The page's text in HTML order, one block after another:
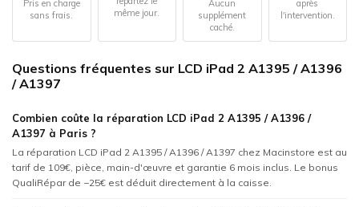
Pris en charge
sans frais.
même jour.
Aucun
supplément
caché.
après
l'intervention.
Questions fréquentes sur LCD iPad 2 A1395 / A1396
/ A1397
Combien coûte la réparation LCD iPad 2 A1395 / A1396 /
A1397 à Paris ?
La réparation LCD iPad 2 A1395 / A1396 / A1397 chez Macinstore est au
tarif de 109€, pièce, main-d'œuvre et garantie 6 mois inclus. Le bonus
QualiRépar de −25€ est déduit directement à la caisse.